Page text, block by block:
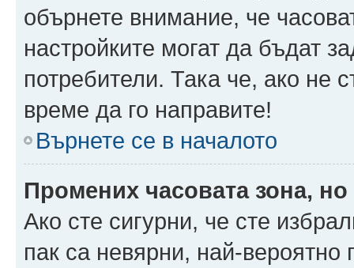
обърнете внимание, че
настройките могат да бъдат
потребители. Така че, ако не
време да го направите!
Върнете се в началото
Промених часовата зона,
Ако сте сигурни, че сте
пак са невярни, най-